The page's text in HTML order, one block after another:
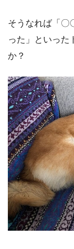
そうなれば「〇
った」といった
か？